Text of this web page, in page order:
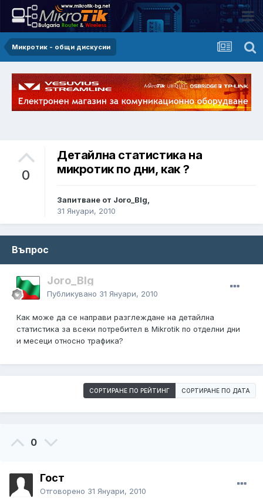
Микротик - общи дискусии
0
Детайлна статистика на
микротик по дни, как ?
Запитване от Joro_Blg,
31 Януари, 2010
Въпрос
Joro_Blg
Публикувано 31 Януари, 2010
Как може да се направи разглеждане на детайлна
статистика за всеки потребител в Mikrotik по отделни дни
и месеци относно трафика?
СОРТИРАНЕ ПО РЕЙТИНГ СОРТИРАНЕ ПО ДАТА
0
Гост
Отговорено 31 Януари, 2010